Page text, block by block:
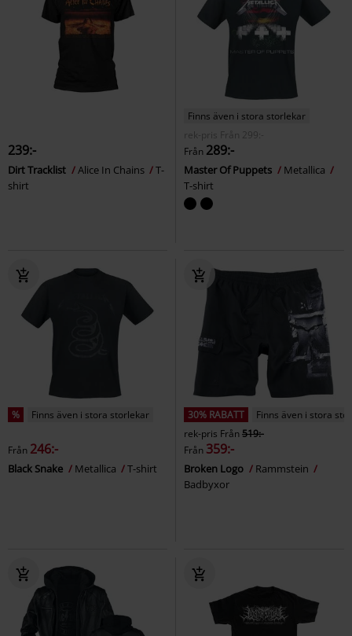
239:-
Dirt Tracklist Alice In Chains
T-
shirt
Finns även i stora storlekar
rek-pris
Från 299:-
Från 289:-
Master Of Puppets
Metallica
T-shirt
% Finns även i stora storlekar
Från 246:-
Black Snake Metallica T-shirt
30% RABATT
Finns även i stora
rek-pris Från519:-
Från 359:-
Broken Logo
Rammstein
Badbyxor